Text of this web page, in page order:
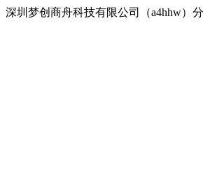
深圳梦创商舟科技有限公司（a4hhw）